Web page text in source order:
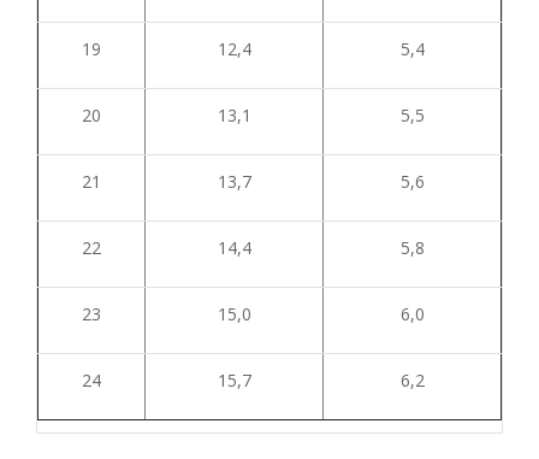
19 12,4 5,4
20 13,1 5,5
21 13,7 5,6
22 14,4 5,8
23 15,0 6,0
24 15,7 6,2